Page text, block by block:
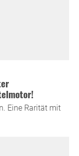
Eine Rarität mit